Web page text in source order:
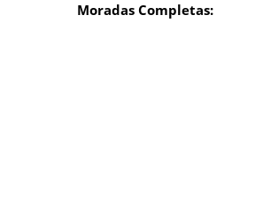
Moradas Completas: